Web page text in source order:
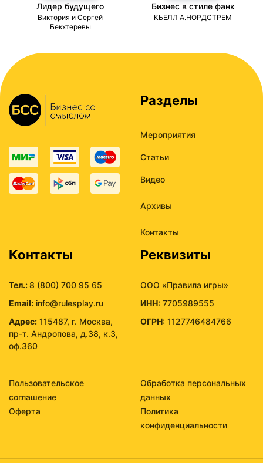
Лидер будущего
Виктория и Сергей
Бекхтеревы
Бизнес в стиле фанк
КЬЕЛЛ А.НОРДСТРЕМ
Разделы
Мероприятия
Статьи
Видео
Архивы
Контакты
Контакты
Тел.:8 (800) 700 95 65
Email: info@rulesplay.ru
Адрес: 115487, г. Москва,
пр-т. Андропова, д.38, к.3,
оф.360
Реквизиты
ООО «Правила игры»
ИНН: 7705989555
ОГРН: 1127746484766
Пользовательское
соглашение
Обработка персональных
данных
Оферта
Политика
конфиденциальности